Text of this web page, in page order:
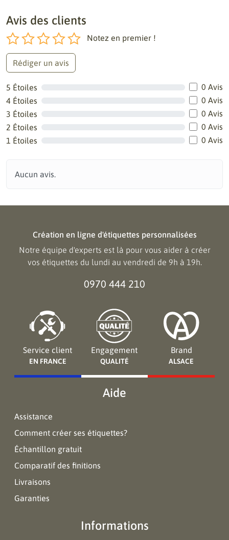
Avis des clients
Notez en premier !
Rédiger un avis
5 Étoiles
0 Avis
4 Étoiles
0 Avis
3 Étoiles
0 Avis
2 Étoiles
0 Avis
1 Étoiles
0 Avis
Aucun avis.
Création en ligne d'étiquettes personnalisées
Notre équipe d'experts est là pour vous aider à créer
vos étiquettes du lundi au vendredi de 9h à 19h.
0970 444 210
Service client
EN FRANCE
Engagement
QUALITÉ
Brand
ALSACE
Aide
Assistance
Comment créer ses étiquettes?
Échantillon gratuit
Comparatif des finitions
Livraisons
Garanties
Informations